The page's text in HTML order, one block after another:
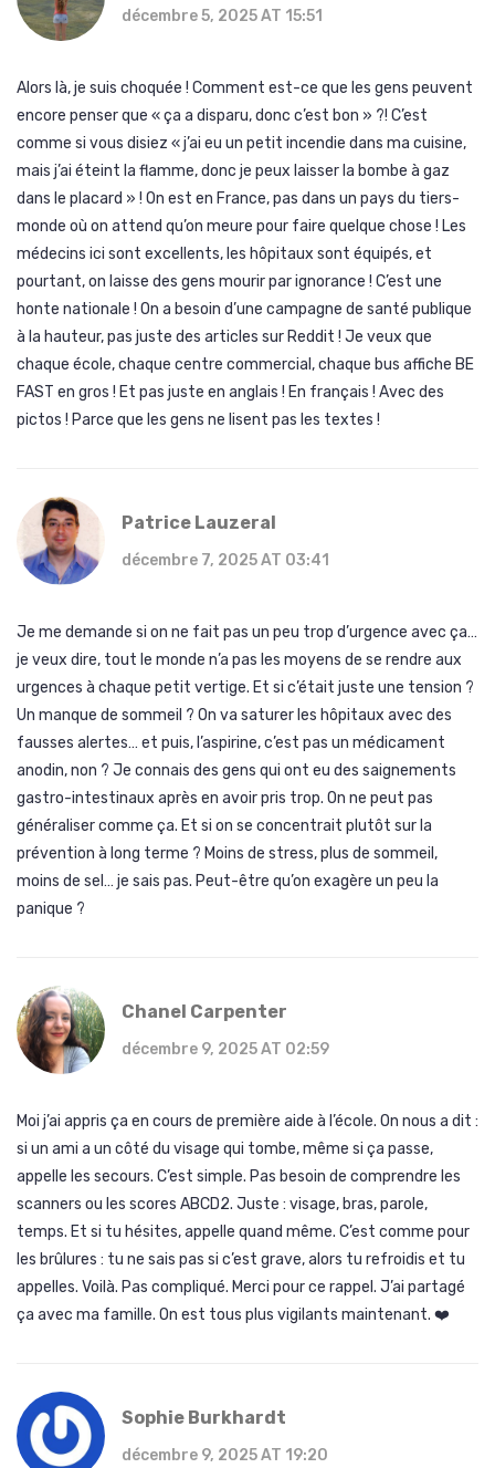
décembre 5, 2025 AT 15:51
Alors là, je suis choquée ! Comment est-ce que les gens peuvent
encore penser que « ça a disparu, donc c’est bon » ?! C’est
comme si vous disiez « j’ai eu un petit incendie dans ma cuisine,
mais j’ai éteint la flamme, donc je peux laisser la bombe à gaz
dans le placard » ! On est en France, pas dans un pays du tiers-
monde où on attend qu’on meure pour faire quelque chose ! Les
médecins ici sont excellents, les hôpitaux sont équipés, et
pourtant, on laisse des gens mourir par ignorance ! C’est une
honte nationale ! On a besoin d’une campagne de santé publique
à la hauteur, pas juste des articles sur Reddit ! Je veux que
chaque école, chaque centre commercial, chaque bus affiche BE
FAST en gros ! Et pas juste en anglais ! En français ! Avec des
pictos ! Parce que les gens ne lisent pas les textes !
Patrice Lauzeral
décembre 7, 2025 AT 03:41
Je me demande si on ne fait pas un peu trop d’urgence avec ça…
je veux dire, tout le monde n’a pas les moyens de se rendre aux
urgences à chaque petit vertige. Et si c’était juste une tension ?
Un manque de sommeil ? On va saturer les hôpitaux avec des
fausses alertes… et puis, l’aspirine, c’est pas un médicament
anodin, non ? Je connais des gens qui ont eu des saignements
gastro-intestinaux après en avoir pris trop. On ne peut pas
généraliser comme ça. Et si on se concentrait plutôt sur la
prévention à long terme ? Moins de stress, plus de sommeil,
moins de sel… je sais pas. Peut-être qu’on exagère un peu la
panique ?
Chanel Carpenter
décembre 9, 2025 AT 02:59
Moi j’ai appris ça en cours de première aide à l’école. On nous a dit :
si un ami a un côté du visage qui tombe, même si ça passe,
appelle les secours. C’est simple. Pas besoin de comprendre les
scanners ou les scores ABCD2. Juste : visage, bras, parole,
temps. Et si tu hésites, appelle quand même. C’est comme pour
les brûlures : tu ne sais pas si c’est grave, alors tu refroidis et tu
appelles. Voilà. Pas compliqué. Merci pour ce rappel. J’ai partagé
ça avec ma famille. On est tous plus vigilants maintenant. ❤️
Sophie Burkhardt
décembre 9, 2025 AT 19:20